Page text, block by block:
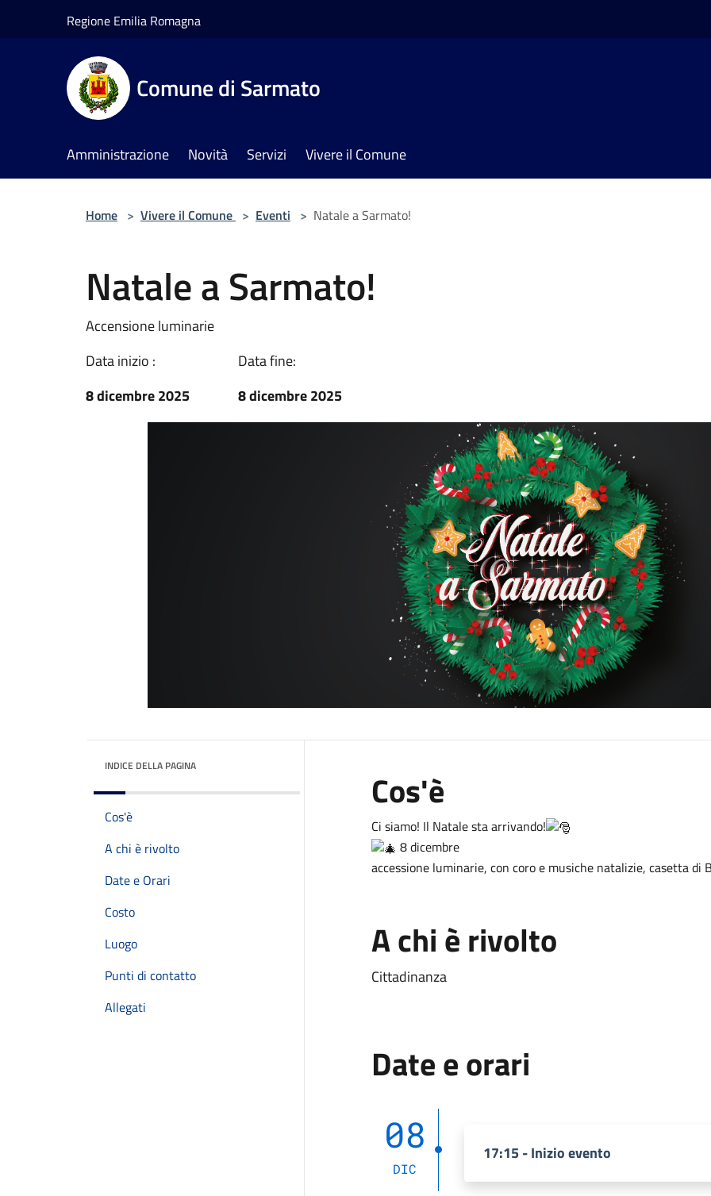
Regione Emilia Romagna
Comune di Sarmato
Amministrazione Novità Servizi Vivere il Comune
Home > Vivere il Comune > Eventi > Natale a Sarmato!
Natale a Sarmato!
Accensione luminarie
Data inizio :
8 dicembre 2025
Data fine:
8 dicembre 2025
INDICE DELLA PAGINA
Cos'è
A chi è rivolto
Date e Orari
Costo
Luogo
Punti di contatto
Allegati
Cos'è
Ci siamo! Il Natale sta arrivando!
8 dicembre
accessione luminarie, con coro e musiche natalizie, casetta di
A chi è rivolto
Cittadinanza
Date e orari
08
DIC
17:15 - Inizio evento